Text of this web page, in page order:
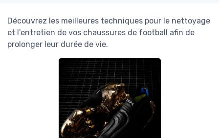
Découvrez les meilleures techniques pour le nettoyage
et l'entretien de vos chaussures de football afin de
prolonger leur durée de vie.